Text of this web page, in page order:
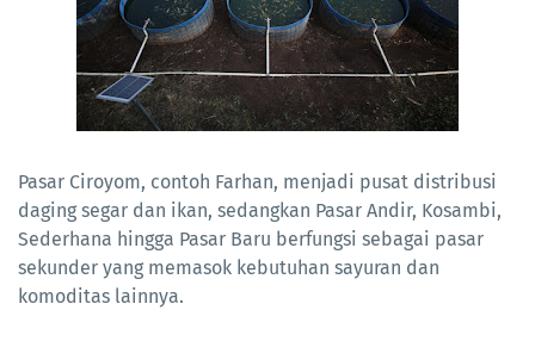
Pasar Ciroyom, contoh Farhan, menjadi pusat distribusi
daging segar dan ikan, sedangkan Pasar Andir, Kosambi,
Sederhana hingga Pasar Baru berfungsi sebagai pasar
sekunder yang memasok kebutuhan sayuran dan
komoditas lainnya.